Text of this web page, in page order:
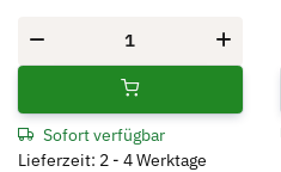
Sofort verfügbar
Lieferzeit: 2 - 4 Werktage